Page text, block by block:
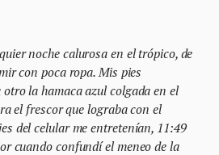
noche calurosa en el trópico, de
con poca ropa. Mis pies
la hamaca azul colgada en el
el frescor que lograba con el
del celular me entretenían, 11:49
cuando confundí el meneo de la